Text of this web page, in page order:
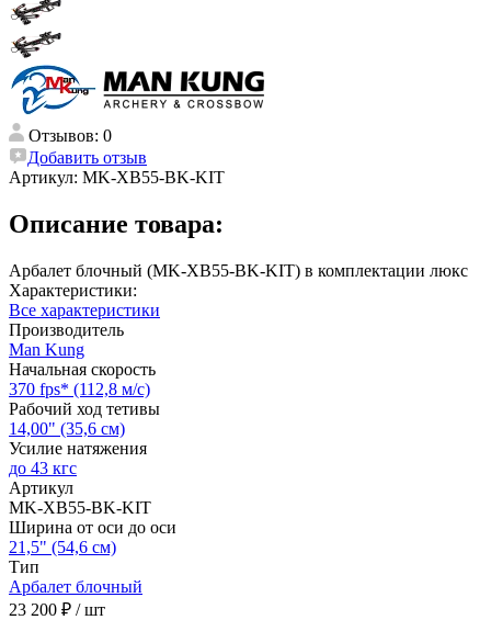
Отзывов: 0
Добавить отзыв
Артикул: MK-XB55-BK-KIT
Описание товара:
Арбалет блочный (MK-XB55-BK-KIT) в комплектации люкс
Характеристики:
Все характеристики
Производитель
Man Kung
Начальная скорость
370 fps* (112,8 м/с)
Рабочий ход тетивы
14,00" (35,6 см)
Усилие натяжения
до 43 кгс
Артикул
MK-XB55-BK-KIT
Ширина от оси до оси
21,5" (54,6 см)
Тип
Арбалет блочный
23 200 ₽ / шт